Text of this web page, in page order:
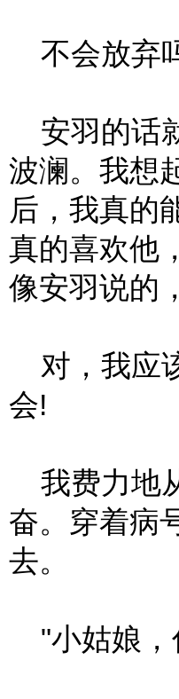
不会放弃
安羽的话
波澜。我想
后，我真的
真的喜欢他
像安羽说的
对，我应
会!
我费力地
奋。穿着病
去。
"小姑娘，